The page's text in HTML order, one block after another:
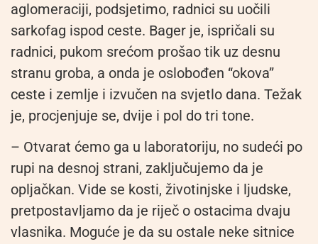
aglomeraciji, podsjetimo, radnici su uočili
sarkofag ispod ceste. Bager je, ispričali su
radnici, pukom srećom prošao tik uz desnu
stranu groba, a onda je oslobođen “okova”
ceste i zemlje i izvučen na svjetlo dana. Težak
je, procjenjuje se, dvije i pol do tri tone.
– Otvarat ćemo ga u laboratoriju, no sudeći po
rupi na desnoj strani, zaključujemo da je
opljačkan. Vide se kosti, životinjske i ljudske,
pretpostavljamo da je riječ o ostacima dvaju
vlasnika. Moguće je da su ostale neke sitnice